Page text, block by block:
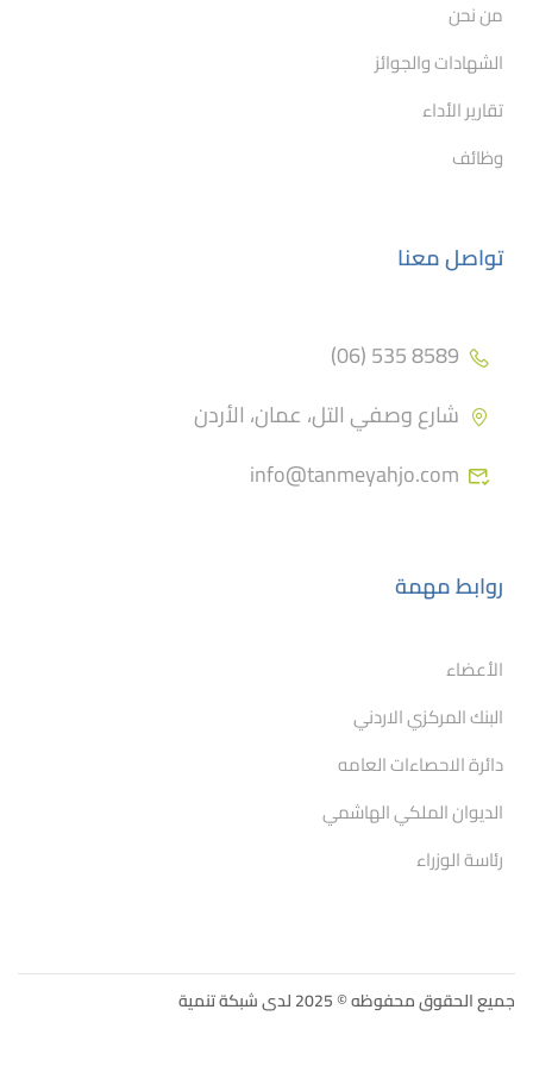
من نحن
الشهادات والجوائز
تقارير الأداء
وظائف
تواصل معنا
8589 535 (06)
شارع وصفي التل، عمان، الأردن
info@tanmeyahjo.com
روابط مهمة
الأعضاء
البنك المركزي الاردني
دائرة الاحصاءات العامه
الديوان الملكي الهاشمي
رئاسة الوزراء
جميع الحقوق محفوظه © 2025 لدى شبكة تنمية